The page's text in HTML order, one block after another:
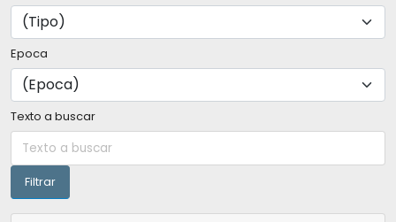
Epoca
Texto a buscar